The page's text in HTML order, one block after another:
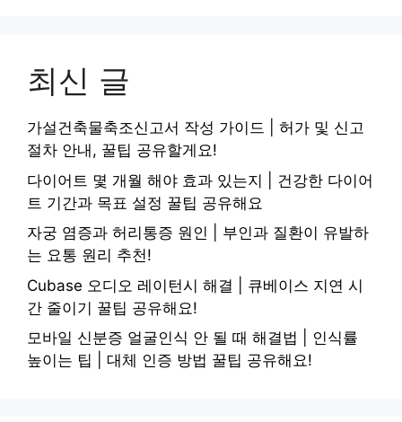
최신 글
가설건축물축조신고서 작성 가이드 | 허가 및 신고
절차 안내, 꿀팁 공유할게요!
다이어트 몇 개월 해야 효과 있는지 | 건강한 다이어
트 기간과 목표 설정 꿀팁 공유해요
자궁 염증과 허리통증 원인 | 부인과 질환이 유발하
는 요통 원리 추천!
Cubase 오디오 레이턴시 해결 | 큐베이스 지연 시
간 줄이기 꿀팁 공유해요!
모바일 신분증 얼굴인식 안 될 때 해결법 | 인식률
높이는 팁 | 대체 인증 방법 꿀팁 공유해요!